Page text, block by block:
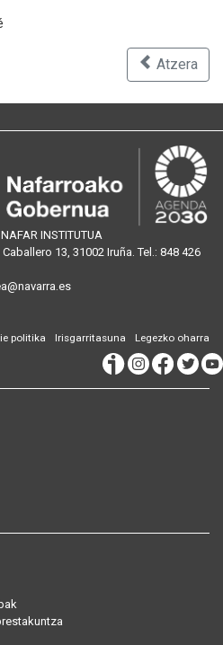
Atzera
INSTITUTUA
13, 31002 Iruña. Tel.: 848 426
Legezko oharra
Irisgarritasuna
politika